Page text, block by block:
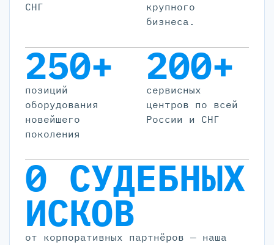
СНГ
крупного
бизнеса.
250+
позиций
оборудования
новейшего
поколения
200+
cервисных
центров по всей
России и СНГ
0 СУДЕБНЫХ
ИСКОВ
от корпоративных партнёров — наша